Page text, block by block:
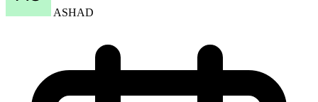
ASHAD